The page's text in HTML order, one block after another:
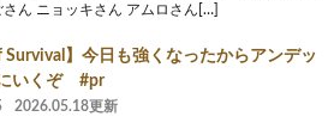
さん ニョッキさん アムロさん[…]
Survival】今日も強くなったからアンデッ
にいくぞ #pr
2026.05.18更新